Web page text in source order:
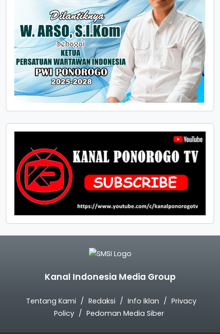
Kanal Indonesia Media Group
Tentang Kami Redaksi Info Iklan
Privacy
Policy
Pedoman Media Siber